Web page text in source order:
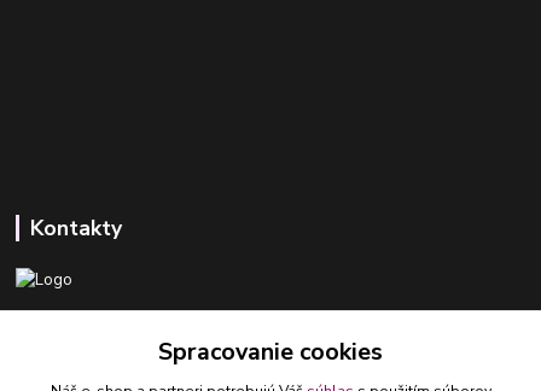
Kontakty
Spracovanie cookies